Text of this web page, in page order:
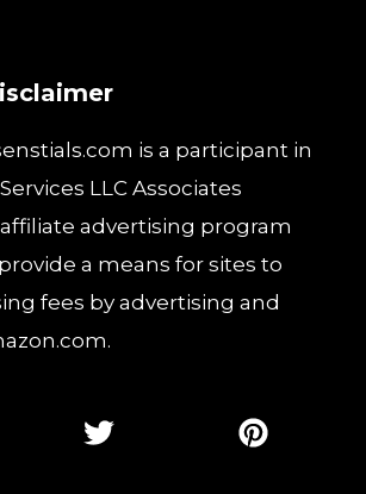
is a participant in
LLC Associates
advertising program
a means for sites to
fees by advertising and